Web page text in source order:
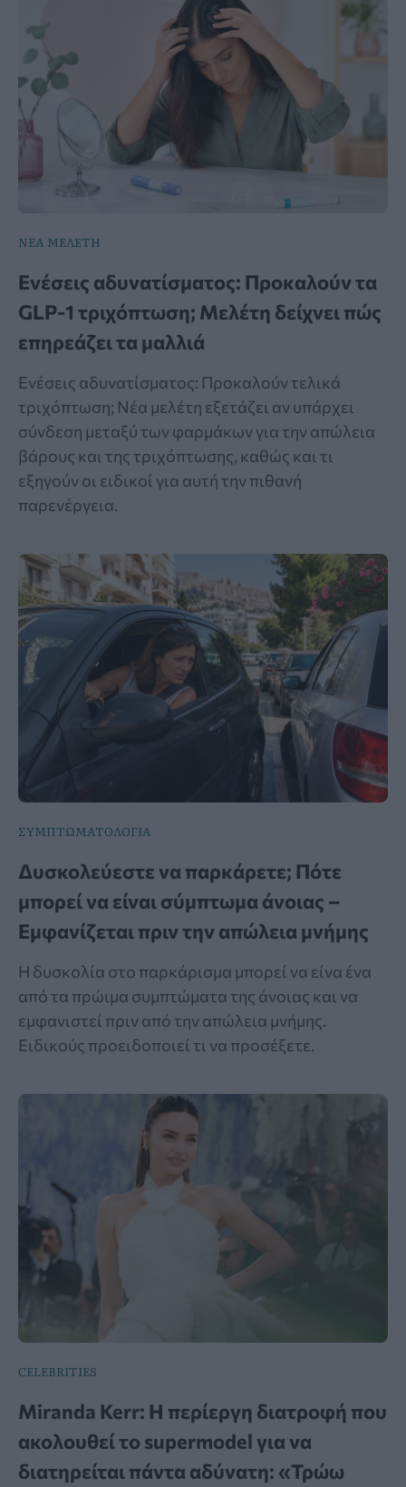
ΝΕΑ ΜΕΛΕΤΗ
Ενέσεις αδυνατίσματος: Προκαλούν τα
GLP-1 τριχόπτωση; Μελέτη δείχνει πώς
επηρεάζει τα μαλλιά
Ενέσεις αδυνατίσματος: Προκαλούν τελικά
τριχόπτωση; Νέα μελέτη εξετάζει αν υπάρχει
σύνδεση μεταξύ των φαρμάκων για την απώλεια
βάρους και της τριχόπτωσης, καθώς και τι
εξηγούν οι ειδικοί για αυτή την πιθανή
παρενέργεια.
ΣΥΜΠΤΩΜΑΤΟΛΟΓΙΑ
Δυσκολεύεστε να παρκάρετε; Πότε
μπορεί να είναι σύμπτωμα άνοιας –
Εμφανίζεται πριν την απώλεια μνήμης
Η δυσκολία στο παρκάρισμα μπορεί να είνα ένα
από τα πρώιμα συμπτώματα της άνοιας και να
εμφανιστεί πριν από την απώλεια μνήμης.
Ειδικούς προειδοποιεί τι να προσέξετε.
CELEBRITIES
Miranda Kerr: Η περίεργη διατροφή που
ακολουθεί το supermodel για να
διατηρείται πάντα αδύνατη: «Τρώω